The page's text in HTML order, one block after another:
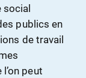
publics en
de travail
peut